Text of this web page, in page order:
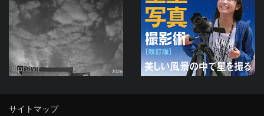
alphavir
サイトマップ